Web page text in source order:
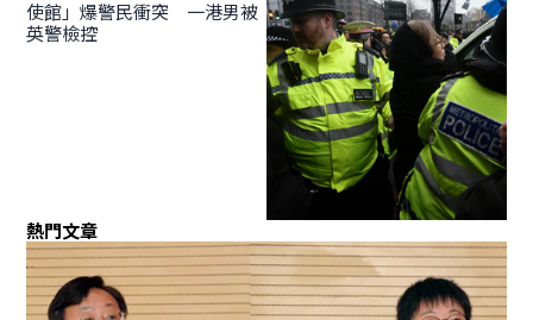
使館」爆警民衝突 一港男被
英警檢控
熱門文章